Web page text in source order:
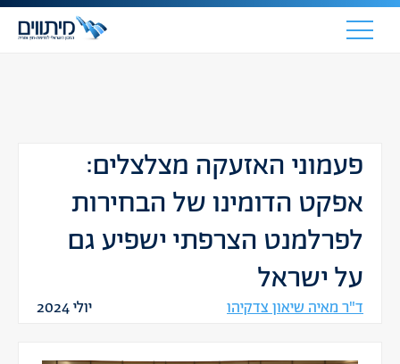
פעמוני האזעקה מצלצלים:
אפקט הדומינו של הבחירות
לפרלמנט הצרפתי ישפיע גם
על ישראל
ד"ר מאיה שיאון צדקיהו יולי 2024